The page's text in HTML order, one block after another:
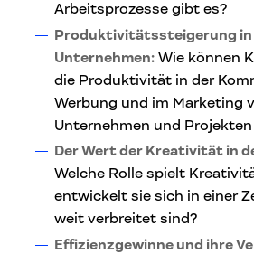
Arbeitsprozesse gibt es?
Produktivitätssteigerung in
Unternehmen: Wie können
die Produktivität in der
Werbung und im Marketing
Unternehmen und
Der Wert der Kreativität in
Welche Rolle spielt
entwickelt sie sich in einer
weit verbreitet sind?
Effizienzgewinne und ihre